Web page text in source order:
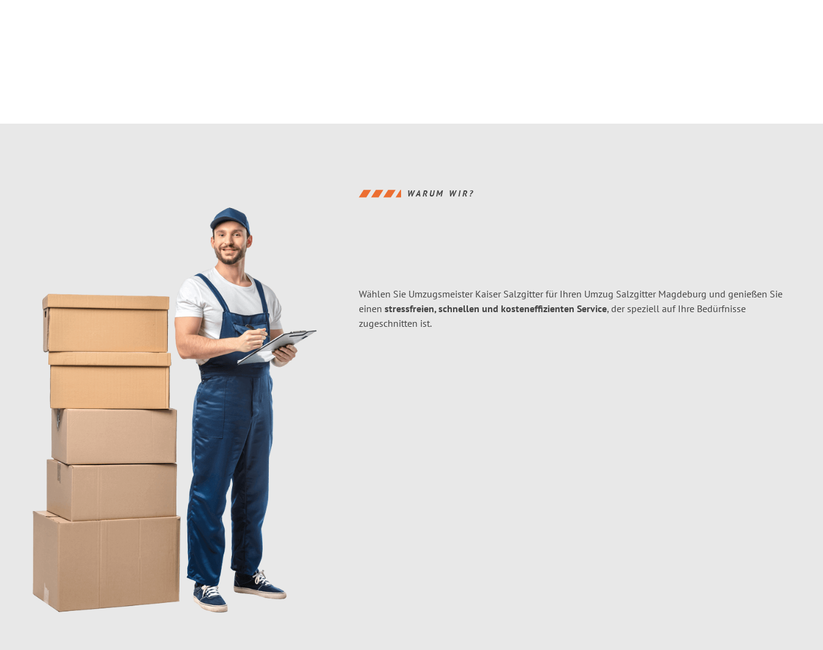
WARUM WIR?
Wählen Sie Umzugsmeister Kaiser Salzgitter für Ihren Umzug Salzgitter Magdeburg und genießen Sie
einen stressfreien, schnellen und kosteneffizienten Service, der speziell auf Ihre Bedürfnisse
zugeschnitten ist.